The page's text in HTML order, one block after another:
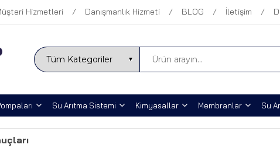
Hizmetleri Danışmanlık Hizmeti BLOG İletişim
Su Arıtma Sistemi Kimyasallar Membranlar Su